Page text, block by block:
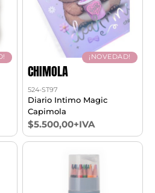
¡NOVEDAD!
CHIMOLA
524-ST97
Diario Intimo Magic
Capimola
$5.500,00+IVA